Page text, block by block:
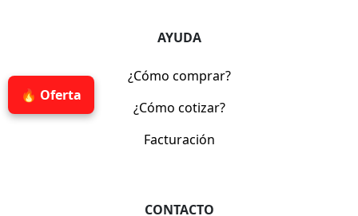
🔥 Oferta
AYUDA
¿Cómo comprar?
¿Cómo cotizar?
Facturación
CONTACTO